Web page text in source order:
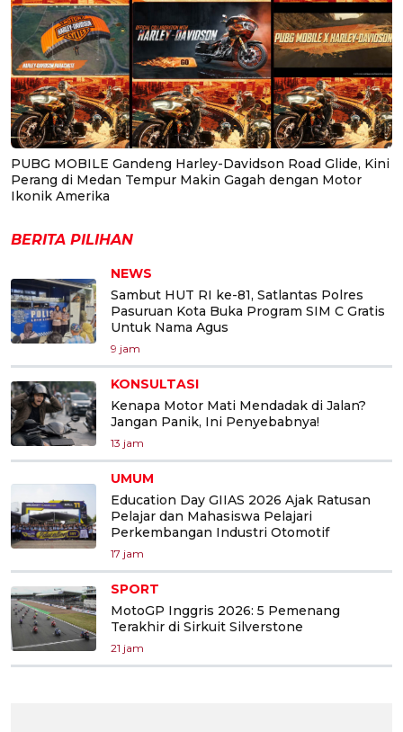
PUBG MOBILE Gandeng Harley-Davidson Road Glide, Kini
Perang di Medan Tempur Makin Gagah dengan Motor
Ikonik Amerika
BERITA PILIHAN
NEWS
Sambut HUT RI ke-81, Satlantas Polres
Pasuruan Kota Buka Program SIM C Gratis
Untuk Nama Agus
9 jam
KONSULTASI
Kenapa Motor Mati Mendadak di Jalan?
Jangan Panik, Ini Penyebabnya!
13 jam
UMUM
Education Day GIIAS 2026 Ajak Ratusan
Pelajar dan Mahasiswa Pelajari
Perkembangan Industri Otomotif
17 jam
SPORT
MotoGP Inggris 2026: 5 Pemenang
Terakhir di Sirkuit Silverstone
21 jam